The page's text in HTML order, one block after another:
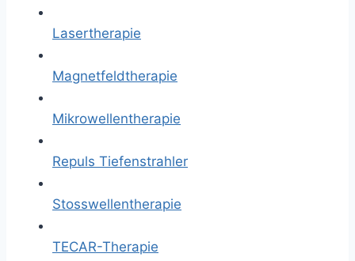
Lasertherapie
Magnetfeldtherapie
Mikrowellentherapie
Repuls Tiefenstrahler
Stosswellentherapie
TECAR-Therapie